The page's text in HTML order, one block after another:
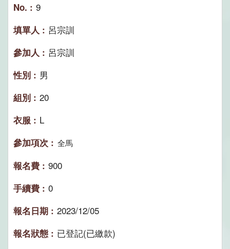
9
呂宗訓
呂宗訓
男
20
L
全馬
900
0
2023/12/05
已登記(已繳款)